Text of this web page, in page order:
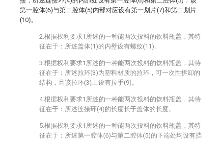
第一腔体(6)与第二腔体(5)内部对应设有第一划片(7)和第二划片
(10)。
2.根据权利要求1所述的一种能两次投料的饮料瓶盖，其特
征在于：所述盖体(1)的内壁设有螺纹(11)。
3.根据权利要求1所述的一种能两次投料的饮料瓶盖，其特
征在于：所述拉环(3)为塑料材质的拉环，可一次性拆卸的
结构，且该拉环(3)上设有拉手(9)。
4.根据权利要求1所述的一种能两次投料的饮料瓶盖，其特
征在于：所述连接环(4)的长度长于盖体的长度。
5.根据权利要求1所述的一种能两次投料的饮料瓶盖，其特
征在于：所述第一腔体(6)与第二腔体(5)的下端处均设有挡